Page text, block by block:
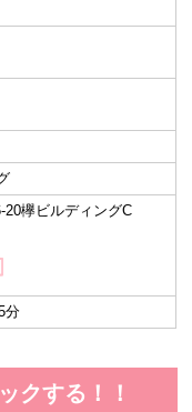
20欅ビルディングC
分
クする！！